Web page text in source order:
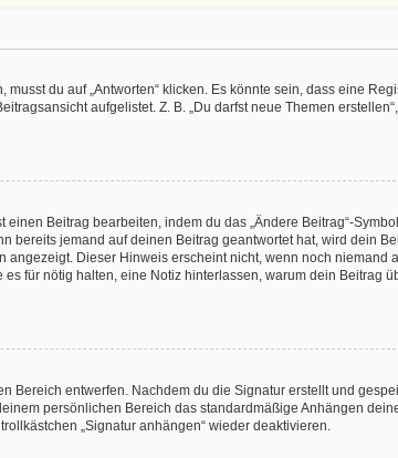
du auf „Antworten“ klicken. Es könnte sein, dass eine
aufgelistet. Z. B. „Du darfst neue Themen
Beitrag bearbeiten, indem du das „Ändere Beitrag“-
bereits jemand auf deinen Beitrag geantwortet hat, wird dein
Dieser Hinweis erscheint nicht, wenn noch niemand
für nötig halten, eine Notiz hinterlassen, warum dein Beitrag
entwerfen. Nachdem du die Signatur erstellt und
persönlichen Bereich das standardmäßige Anhängen
„Signatur anhängen“ wieder deaktivieren.